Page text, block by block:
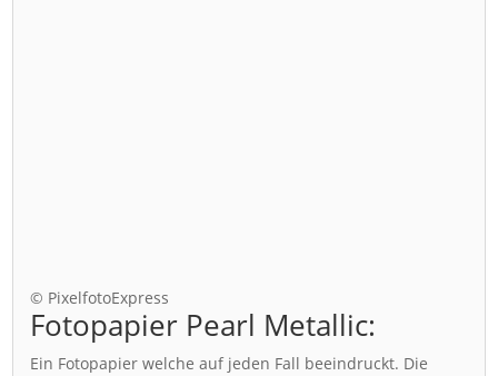
© PixelfotoExpress
Fotopapier Pearl Metallic:
Ein Fotopapier welche auf jeden Fall beeindruckt. Die